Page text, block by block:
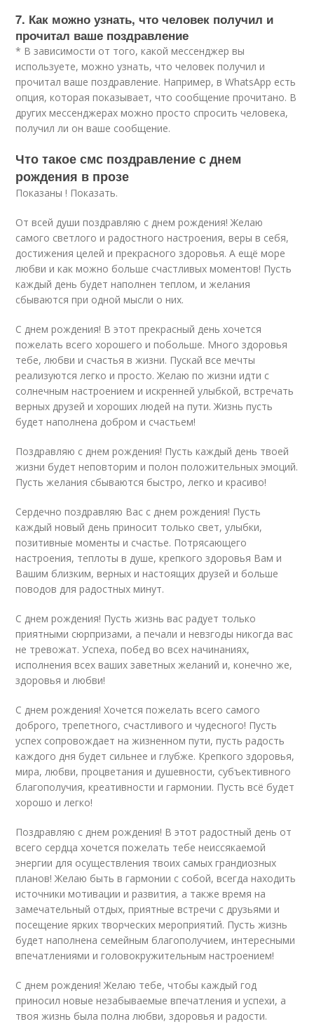
7. Как можно узнать, что человек получил и
прочитал ваше поздравление
* В зависимости от того, какой мессенджер вы
используете, можно узнать, что человек получил и
прочитал ваше поздравление. Например, в WhatsApp есть
опция, которая показывает, что сообщение прочитано. В
других мессенджерах можно просто спросить человека,
получил ли он ваше сообщение.
Что такое смс поздравление с днем
рождения в прозе
Показаны ! Показать.
От всей души поздравляю с днем рождения! Желаю
самого светлого и радостного настроения, веры в себя,
достижения целей и прекрасного здоровья. А ещё море
любви и как можно больше счастливых моментов! Пусть
каждый день будет наполнен теплом, и желания
сбываются при одной мысли о них.
С днем рождения! В этот прекрасный день хочется
пожелать всего хорошего и побольше. Много здоровья
тебе, любви и счастья в жизни. Пускай все мечты
реализуются легко и просто. Желаю по жизни идти с
солнечным настроением и искренней улыбкой, встречать
верных друзей и хороших людей на пути. Жизнь пусть
будет наполнена добром и счастьем!
Поздравляю с днем рождения! Пусть каждый день твоей
жизни будет неповторим и полон положительных эмоций.
Пусть желания сбываются быстро, легко и красиво!
Сердечно поздравляю Вас с днем рождения! Пусть
каждый новый день приносит только свет, улыбки,
позитивные моменты и счастье. Потрясающего
настроения, теплоты в душе, крепкого здоровья Вам и
Вашим близким, верных и настоящих друзей и больше
поводов для радостных минут.
С днем рождения! Пусть жизнь вас радует только
приятными сюрпризами, а печали и невзгоды никогда вас
не тревожат. Успеха, побед во всех начинаниях,
исполнения всех ваших заветных желаний и, конечно же,
здоровья и любви!
С днем рождения! Хочется пожелать всего самого
доброго, трепетного, счастливого и чудесного! Пусть
успех сопровождает на жизненном пути, пусть радость
каждого дня будет сильнее и глубже. Крепкого здоровья,
мира, любви, процветания и душевности, субъективного
благополучия, креативности и гармонии. Пусть всё будет
хорошо и легко!
Поздравляю с днем рождения! В этот радостный день от
всего сердца хочется пожелать тебе неиссякаемой
энергии для осуществления твоих самых грандиозных
планов! Желаю быть в гармонии с собой, всегда находить
источники мотивации и развития, а также время на
замечательный отдых, приятные встречи с друзьями и
посещение ярких творческих мероприятий. Пусть жизнь
будет наполнена семейным благополучием, интересными
впечатлениями и головокружительным настроением!
С днем рождения! Желаю тебе, чтобы каждый год
приносил новые незабываемые впечатления и успехи, а
твоя жизнь была полна любви, здоровья и радости.